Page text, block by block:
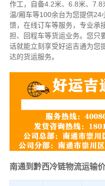
作工，自备4.2米、6.8米、
温/厢车等100余台为您提供24
馈，在线订车等服务， 专业承
担、回程车等货运业务。 您只
话就能立刻享受好运吉通为您
达的货运服务。
南通到黔西冷链物流运输价